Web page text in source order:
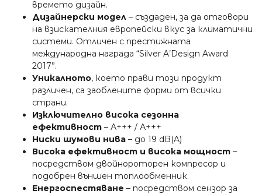
времето дизайн.
Дизайнерски модел – създаден, за да отговори
на взискателния европейски вкус за климатични
системи. Отличен с престижната
международна награда “Silver A’Design Award
2017”.
Уникалното, което прави този продукт
различен, са заоблените форми от всички
страни.
Изключително висока сезонна
ефективност – А+++ / А+++
Ниски шумови нива – до 19 dB(A)
Висока ефективност и висока мощност –
посредством двойнороторен компресор и
подобрен външен топлообменник.
Енергоспестяване – посредством сензор за